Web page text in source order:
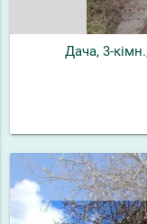
Дача, 3-